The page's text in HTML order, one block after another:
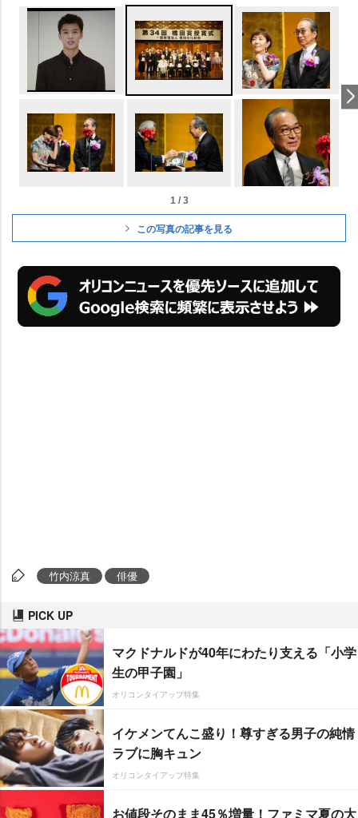
1 / 3
この写真の記事を見る
竹内涼真 俳優
PICK UP
マクドナルドが40年にわたり支える「小学
生の甲子園」
オリコンタイアップ特集
イケメンてんこ盛り！尊すぎる男子の純情
ラブに胸キュン
オリコンタイアップ特集
お値段そのまま45％増量！ファミマ夏の大